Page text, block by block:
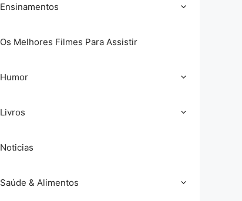
Ensinamentos
Os Melhores Filmes Para Assistir
Humor
Livros
Noticias
Saúde & Alimentos